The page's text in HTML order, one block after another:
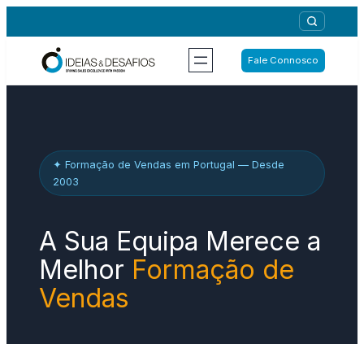
para
Fale Connosco
✦ Formação de Vendas em Portugal — Desde
2003
A Sua Equipa Merece a
Melhor Formação de
Vendas